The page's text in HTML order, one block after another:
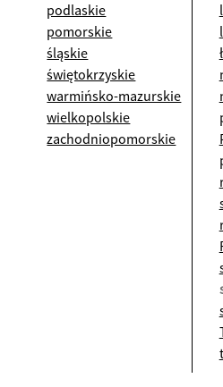
podlaskie
pomorskie
śląskie
świętokrzyskie
warmińsko-mazurskie
wielkopolskie
zachodniopomorskie